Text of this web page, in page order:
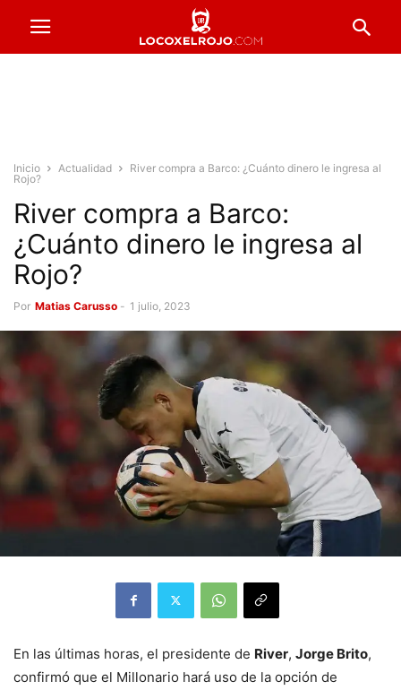
Inicio Actualidad
River compra a Barco: ¿Cuánto dinero le ingresa al
Rojo?
River compra a Barco:
¿Cuánto dinero le ingresa al
Rojo?
Por Matias Carusso - 1 julio, 2023
En las últimas horas, el presidente de River, Jorge Brito,
confirmó que el Millonario hará uso de la opción de